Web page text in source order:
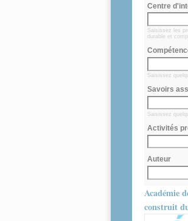
Centre
Saisissez les
durable et
Saisissez
Savoirs
Saisissez
Activités
Auteur
Académie
construit